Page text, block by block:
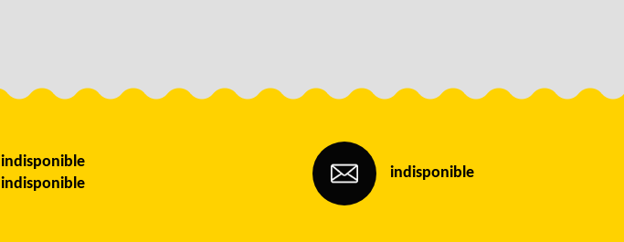
indisponible
indisponible
indisponible